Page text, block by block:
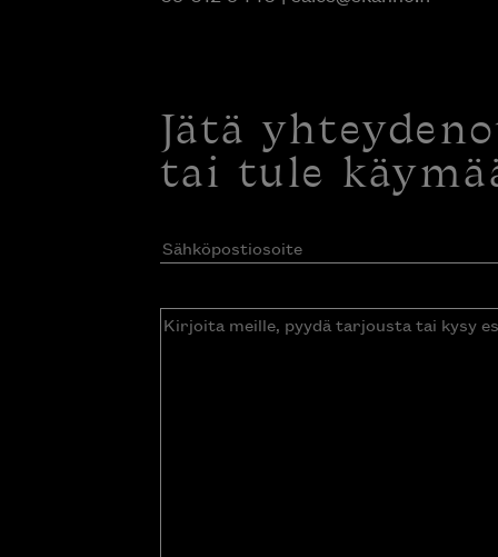
Jätä
tai tule
Sähköpostiosoite(Pakollinen)
Kirjoita